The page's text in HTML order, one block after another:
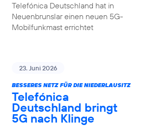
Telefónica Deutschland hat in
Neuenbrunslar einen neuen 5G-
Mobilfunkmast errichtet
23. Juni 2026
BESSERES NETZ FÜR DIE NIEDERLAUSITZ
Telefónica
Deutschland bringt
5G nach Klinge